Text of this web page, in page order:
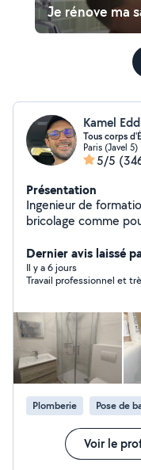
Je rénove ma
Kamel
Tous corps
Paris (Javel 5)
5/5
Présentation
Ingenieur de
bricolage comme
d'un electricien
d'un peintre, d'un
Dernier avis laissé
Il y a 6 jours
Travail professionnel et
Plomberie Pose de
Voir le